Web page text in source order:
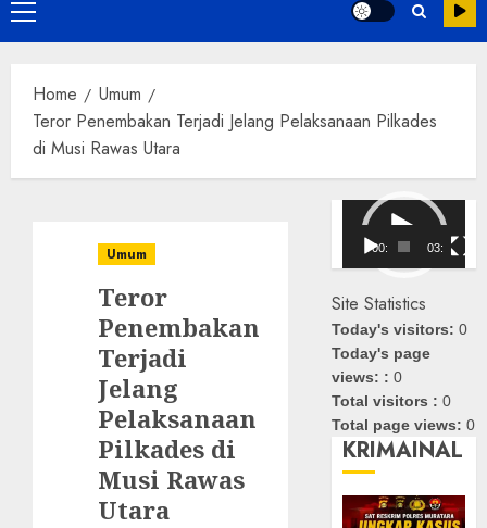
Primary
Menu
Home
Umum
Teror Penembakan Terjadi Jelang Pelaksanaan Pilkades
di Musi Rawas Utara
Umum
Teror
Penembakan
Terjadi
Jelang
Pelaksanaan
Pilkades di
Musi Rawas
Utara
Pemutar
Video
00:00 03:08
Site Statistics
Today's visitors:0
Today's page
views: :0
Total visitors :0
Total page views:0
KRIMAINAL